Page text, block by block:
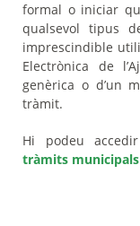
formal o iniciar
qualsevol tipus
imprescindible
Electrònica de
genèrica o d’un
tràmit.
Hi podeu
tràmits municipals